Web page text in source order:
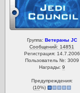
Группа: Ветераны JC
Сообщений: 14851
Регистрация: 14.7.2006
Пользователь №: 3009
Награды: 9
Предупреждения:
(10%)